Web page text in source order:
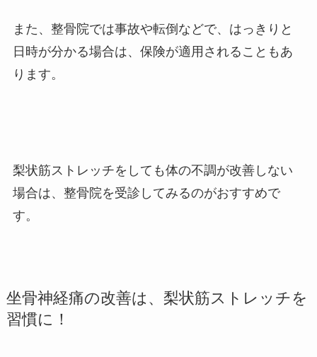
また、整骨院では事故や転倒などで、はっきりと
日時が分かる場合は、保険が適用されることもあ
ります。
梨状筋ストレッチをしても体の不調が改善しない
場合は、整骨院を受診してみるのがおすすめで
す。
坐骨神経痛の改善は、梨状筋ストレッチを
習慣に！